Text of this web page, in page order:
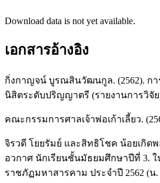
Download data is not yet available.
เอกสารอ้างอิง
กิ่งกาญจน์ บูรณสินวัฒนกูล. (2562). ก
นิสิตระดับปริญญาตรี (รายงานการวิจั
คณะกรรมการศาลเจ้าพ่อเก้าเลี้ยว.
จิรวดี โยยรัมย์ และสิทธิโชค น้อยเกิด
อวกาศ นักเรียนชั้นมัธยมศึกษาปีที่ 3.
ราชภัฏมหาสารคาม ประจำปี 2562 (น